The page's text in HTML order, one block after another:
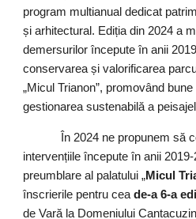
program multianual dedicat
și arhitectural. Ediția din 2024 a
demersurilor începute în anii
conservarea și valorificarea
„Micul Trianon”, promovând
gestionarea sustenabilă a
În 2024 ne propunem să
intervențiile începute în anii
preumblare al palatului „Micul
înscrierile pentru ceade-a 6-a
de Vară la Domeniului